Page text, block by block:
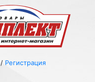
/ Регистрация